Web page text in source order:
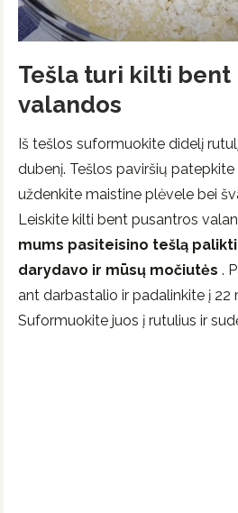
Tešla turi kilti bent
valandos
Iš tešlos suformuokite didelį
dubenį. Tešlos paviršių
uždenkite maistine plėvele bei
Leiskite kilti bent pusantros
mums pasiteisino tešlą
darydavo ir mūsų močiutės .
ant darbastalio ir padalinkite į 22
Suformuokite juos į rutulius ir